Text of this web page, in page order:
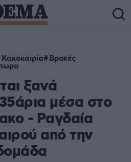
Κακοκαιρία Βροχές
ξανά
μέσα στο
- Ραγδαία
από την